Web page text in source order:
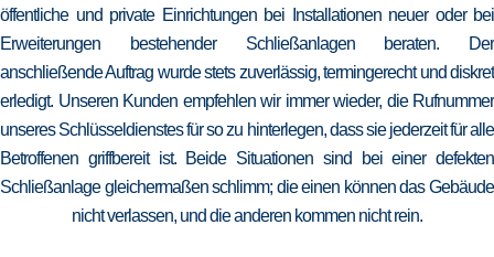
öffentliche und private Einrichtungen bei Installationen neuer oder bei
Erweiterungen bestehender Schließanlagen beraten. Der
anschließende Auftrag wurde stets zuverlässig, termingerecht und diskret
erledigt. Unseren Kunden empfehlen wir immer wieder, die Rufnummer
unseres Schlüsseldienstes für so zu hinterlegen, dass sie jederzeit für alle
Betroffenen griffbereit ist. Beide Situationen sind bei einer defekten
Schließanlage gleichermaßen schlimm; die einen können das Gebäude
nicht verlassen, und die anderen kommen nicht rein.